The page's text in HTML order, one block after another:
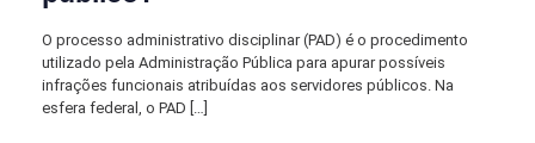
O processo administrativo disciplinar (PAD) é o procedimento
utilizado pela Administração Pública para apurar possíveis
infrações funcionais atribuídas aos servidores públicos. Na
esfera federal, o PAD […]